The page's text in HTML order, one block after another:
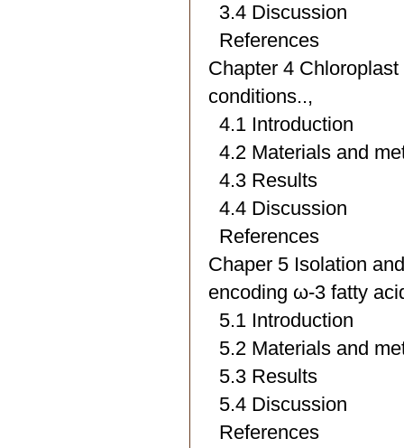
3.4 Discussion
References
Chapter 4
conditions..,
4.1 Introduction
4.2 Materials and
4.3 Results
4.4 Discussion
References
Chaper 5 Isolation
encoding ω-3 fatty
5.1 Introduction
5.2 Materials and
5.3 Results
5.4 Discussion
References